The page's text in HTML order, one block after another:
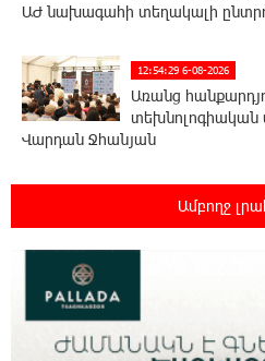
ԱԺ նախագահի տեղակալի
12:54:29 6-08-2026
Առանց
տեխնոլոգիական
Վարդան Ջհանյան
12:44:19 6-08-2026
սրբազանների
Ամբողջ